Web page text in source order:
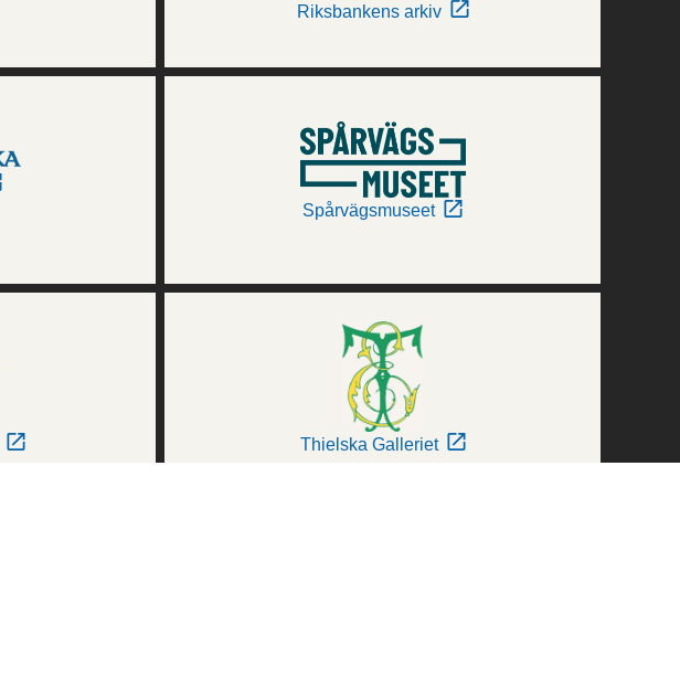
Riksbankens arkiv
Spårvägsmuseet
Thielska Galleriet